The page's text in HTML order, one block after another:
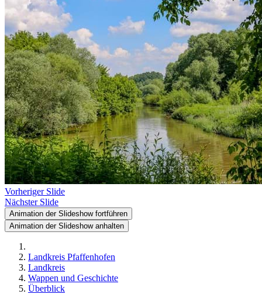
Vorheriger Slide
Nächster Slide
Animation der Slideshow fortführen
Animation der Slideshow anhalten
Landkreis Pfaffenhofen
Landkreis
Wappen und Geschichte
Überblick